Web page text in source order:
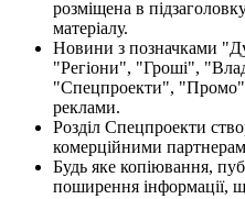
розміщена в
матеріалу.
Новини з позначками
"Регіони", "Гроші",
"Спецпроекти", "Промо"
реклами.
Розділ Спецпроекти
комерційними
Будь яке копіювання,
поширення інформації,